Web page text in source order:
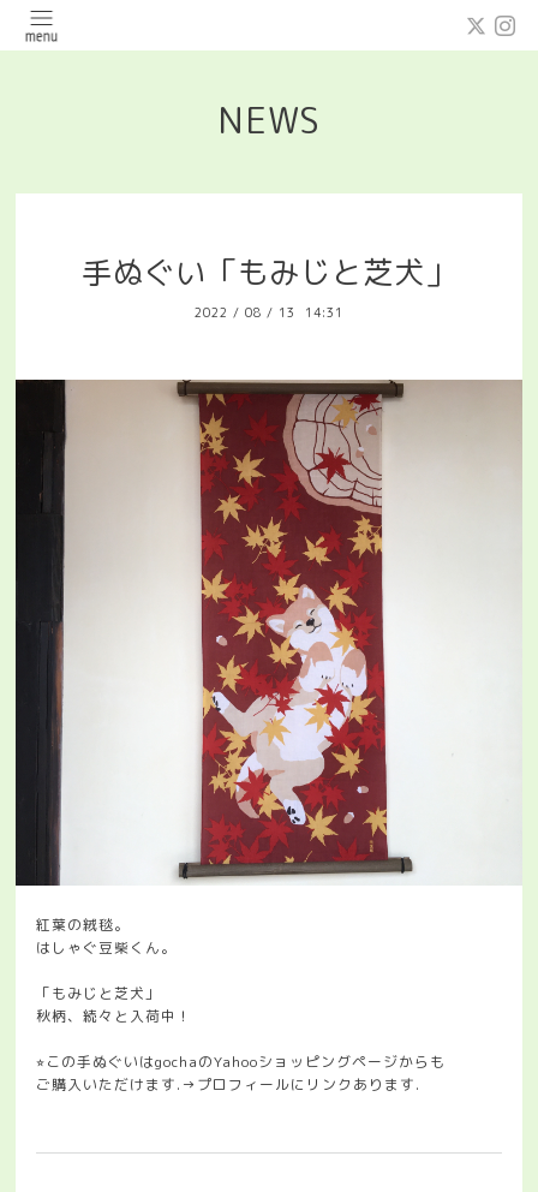
NEWS
手ぬぐい「もみじと芝犬」
2022 / 08 / 13 14:31
紅葉の絨毯。
はしゃぐ豆柴くん。
「もみじと芝犬」
秋柄、続々と入荷中！
⭐︎この手ぬぐいはgochaのYahooショッピングページからも
ご購入いただけます.→プロフィールにリンクあります.